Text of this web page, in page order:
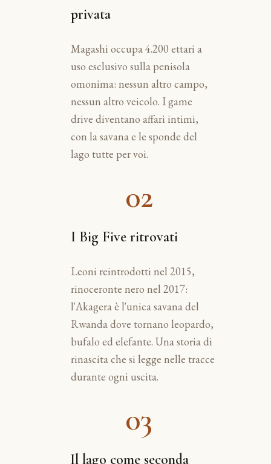
privata
Magashi occupa 4.200 ettari a
uso esclusivo sulla penisola
omonima: nessun altro campo,
nessun altro veicolo. I game
drive diventano affari intimi,
con la savana e le sponde del
lago tutte per voi.
02
I Big Five ritrovati
Leoni reintrodotti nel 2015,
rinoceronte nero nel 2017:
l'Akagera è l'unica savana del
Rwanda dove tornano leopardo,
bufalo ed elefante. Una storia di
rinascita che si legge nelle tracce
durante ogni uscita.
03
Il lago come seconda